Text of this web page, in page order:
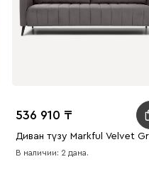
536 910
Диван түзу Markful Velvet
В наличии: 2 дана.